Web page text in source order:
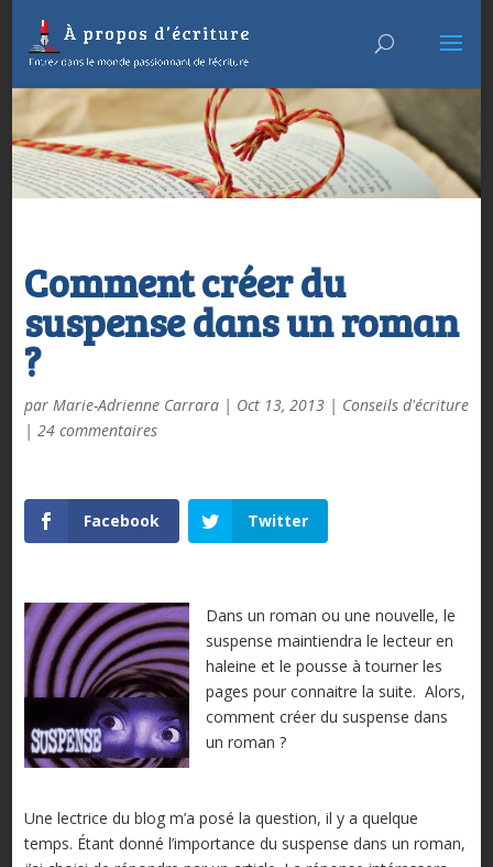
Comment créer du
suspense dans un roman
?
par Marie-Adrienne Carrara| Oct 13, 2013| Conseils d'écriture
| 24 commentaires
Facebook Twitter
Dans un roman ou une nouvelle, le
suspense maintiendra le lecteur en
haleine et le pousse à tourner les
pages pour connaitre la suite. Alors,
comment créer du suspense dans
un roman ?
Une lectrice du blog m’a posé la question, il y a quelque
temps. Étant donné l’importance du suspense dans un roman,